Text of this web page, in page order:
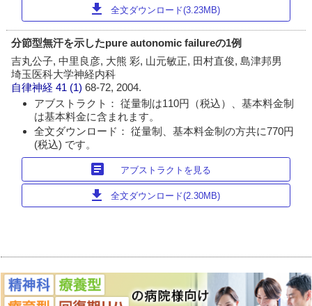
download 全文ダウンロード(3.23MB)
分節型無汗を示したpure autonomic failureの1例
吉丸公子, 中里良彦, 大熊 彩, 山元敏正, 田村直俊, 島津邦男
埼玉医科大学神経内科
自律神経 41 (1)68-72, 2004.
アブストラクト： 従量制は110円（税込）、基本料金制
は基本料金に含まれます。
全文ダウンロード： 従量制、基本料金制の方共に770円
(税込) です。
article アブストラクトを見る
download 全文ダウンロード(2.30MB)